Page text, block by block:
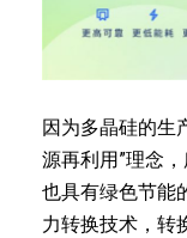
因为多晶硅的生
源再利用”理念
也具有绿色节能
力转换技术，转